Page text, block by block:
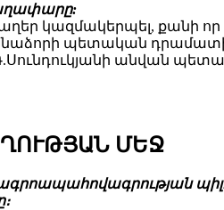
կազմակերպել, քանի
պետական
Գ.Սունդուկյանի անվան
ՄԵՋ